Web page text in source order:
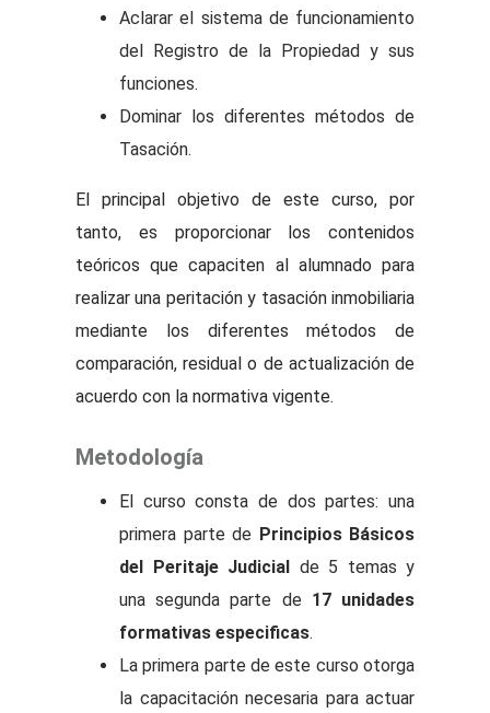
Aclarar el sistema de funcionamiento
del Registro de la Propiedad y sus
funciones.
Dominar los diferentes métodos de
Tasación.
El principal objetivo de este curso, por
tanto, es proporcionar los contenidos
teóricos que capaciten al alumnado para
realizar una peritación y tasacióninmobiliaria
mediante los diferentes métodos de
comparación, residual o de actualización de
acuerdo con la normativa vigente.
Metodología
El curso consta de dos partes: una
primera parte de Principios Básicos
del Peritaje Judicial de 5 temas y
una segunda parte de 17 unidades
formativas especificas.
La primera parte de este curso otorga
la capacitación necesaria para actuar